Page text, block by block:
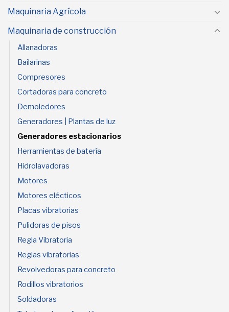
Maquinaria Agrícola
Maquinaria de construcción
Allanadoras
Bailarinas
Compresores
Cortadoras para concreto
Demoledores
Generadores | Plantas de luz
Generadores estacionarios
Herramientas de batería
Hidrolavadoras
Motores
Motores elécticos
Placas vibratorias
Pulidoras de pisos
Regla Vibratoria
Reglas vibratorias
Revolvedoras para concreto
Rodillos vibratorios
Soldadoras